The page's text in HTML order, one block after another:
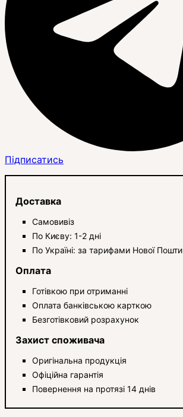
Підписатись
Доставка
Самовивіз
По Києву: 1-2 дні
По Україні: за тарифами Нової Пошти
Оплата
Готівкою при отриманні
Оплата банківською карткою
Безготівковий розрахунок
Захист споживача
Оригінальна продукція
Офіційна гарантія
Повернення на протязі 14 днів